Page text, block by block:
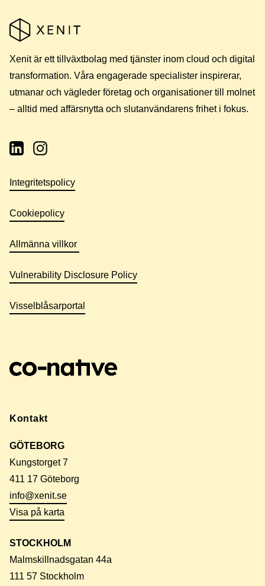
Xenit är ett tillväxtbolag med tjänster inom cloud och digital
transformation. Våra engagerade specialister inspirerar,
utmanar och vägleder företag och organisationer till molnet
– alltid med affärsnytta och slutanvändarens frihet i fokus.
Integritetspolicy
Cookiepolicy
Allmänna villkor
Vulnerability Disclosure Policy
Visselblåsarportal
Kontakt
GÖTEBORG
Kungstorget 7
411 17 Göteborg
info@xenit.se
Visa på karta
STOCKHOLM
Malmskillnadsgatan 44a
111 57 Stockholm